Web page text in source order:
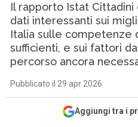
Il rapporto Istat Cittadini
dati interessanti sui
Italia sulle competenze
sufficienti, e sui fattori
percorso ancora
Pubblicato il 29 apr 2026
Aggiungi tra i